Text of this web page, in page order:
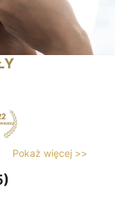
Pokaż więcej >>